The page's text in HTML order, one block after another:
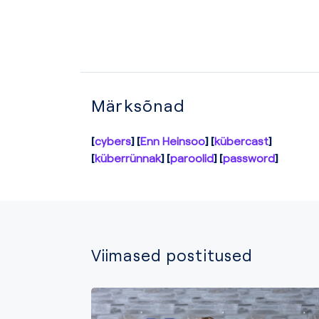
Märksõnad
cybers Enn Heinsoo
kübercast
küberrünnak
paroolid password
Viimased postitused